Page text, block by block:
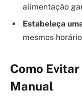
alimentação
Estabeleça
mesmos
Como
Manual